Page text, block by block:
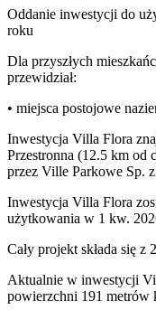
Oddanie inwestycji do
roku
Dla przyszłych
przewidział:
• miejsca postojowe
Inwestycja Villa Flora
Przestronna (12.5 km od
przez Ville Parkowe Sp.
Inwestycja Villa Flora
użytkowania w 1 kw.
Cały projekt składa się z
Aktualnie w inwestycji
powierzchni 191 metrów